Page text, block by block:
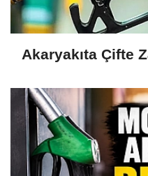
Akaryakıta Çifte